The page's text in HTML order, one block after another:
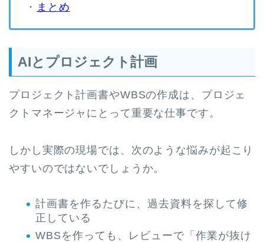
・ まとめ
AIとプロジェクト計画
プロジェクト計画書やWBSの作成は、プロジェ
クトマネージャにとって重要な仕事です。
しかし実際の現場では、次のような悩みが起こり
やすいのではないでしょうか。
計画書を作るたびに、過去資料を探して修
正している
WBSを作っても、レビューで「作業が抜け